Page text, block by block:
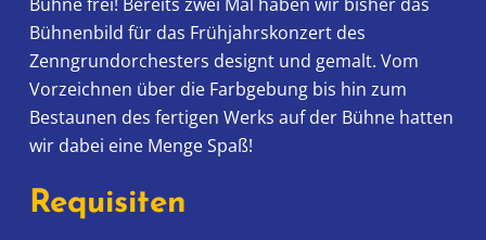
Bühnenbild für das Frühjahrskonzert des
Zenngrundorchesters designt und gemalt. Vom
Vorzeichnen über die Farbgebung bis hin zum
Bestaunen des fertigen Werks auf der Bühne hatten
wir dabei eine Menge Spaß!
Requisiten